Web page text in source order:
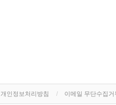
개인정보처리방침 이메일 무단수집거